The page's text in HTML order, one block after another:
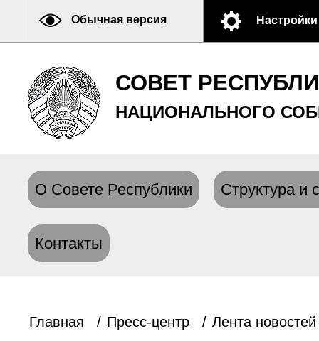
Обычная версия Настройки
СОВЕТ
НАЦИОНАЛЬНОГО
О Совете Республики Структура и
Контакты
Главная / Пресс-центр / Лента новостей